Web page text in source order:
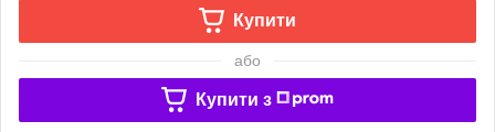
Купити
або
Купити з